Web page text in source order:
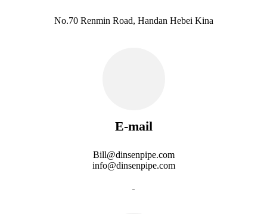
No.70 Renmin Road, Handan Hebei Kina
E-mail
Bill@dinsenpipe.com
info@dinsenpipe.com